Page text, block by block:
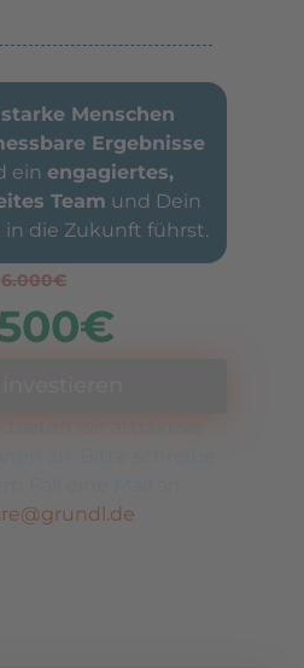
starke Menschen
Ergebnisse
ein engagiertes,
Team und Dein
die Zukunft führst.
6.000€